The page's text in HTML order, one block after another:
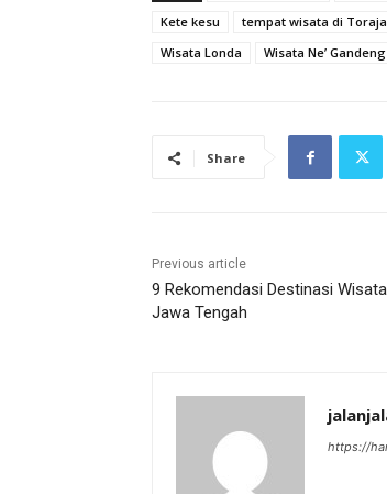
Kete kesu
tempat wisata di Toraja
Wisata Londa
Wisata Ne’ Gandeng
Share
Previous article
9 Rekomendasi Destinasi
Jawa Tengah
https://